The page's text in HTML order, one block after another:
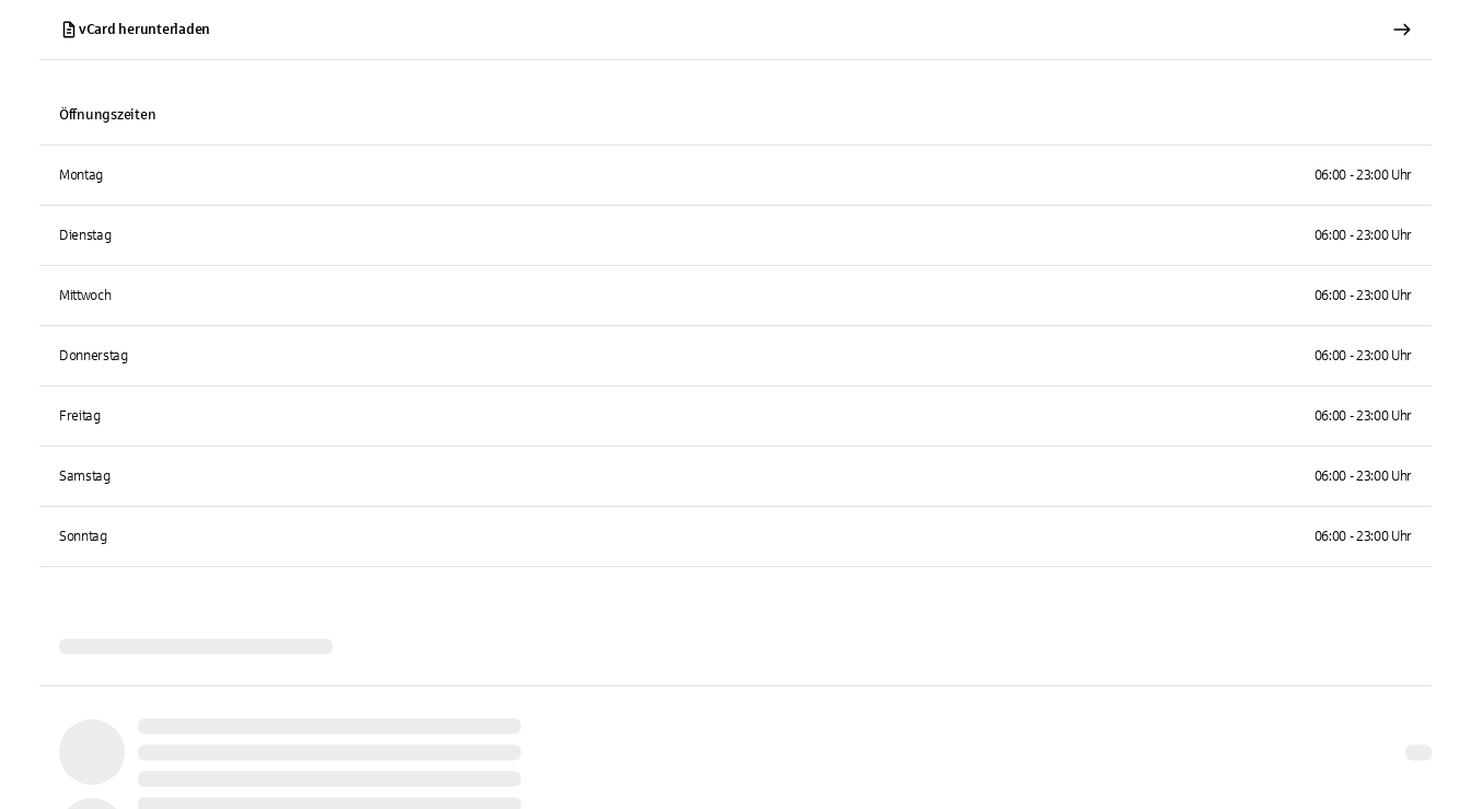
vCard herunterladen
Öffnungszeiten
Montag 06:00 - 23:00 Uhr
Dienstag 06:00 - 23:00 Uhr
Mittwoch 06:00 - 23:00 Uhr
Donnerstag 06:00 - 23:00 Uhr
Freitag 06:00 - 23:00 Uhr
Samstag 06:00 - 23:00 Uhr
Sonntag 06:00 - 23:00 Uhr